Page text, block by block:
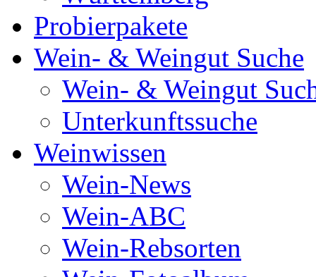
Probierpakete
Wein- & Weingut Suche
Wein- & Weingut
Unterkunftssuche
Weinwissen
Wein-News
Wein-ABC
Wein-Rebsorten